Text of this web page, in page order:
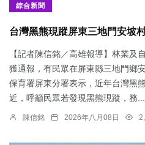
綜合新聞
台灣黑熊現蹤屏東三地門安坡
【記者陳信銘／高雄報導】林業及
獲通報，有民眾在屏東縣三地門鄉
保育署屏東分署表示，近年台灣黑
近，呼籲民眾若發現黑熊現蹤，務...
陳信銘 2026年八月08日